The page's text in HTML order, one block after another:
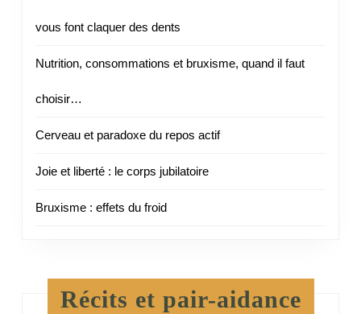
vous font claquer des dents
Nutrition, consommations et bruxisme, quand il faut
choisir…
Cerveau et paradoxe du repos actif
Joie et liberté : le corps jubilatoire
Bruxisme : effets du froid
Récits et pair-aidance